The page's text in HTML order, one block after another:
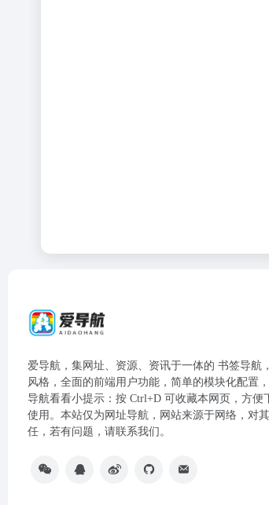
爱导航，集网址、资源、资讯于一体的 书签导航
风格，全面的前端用户功能，简单的模块化配置
导航看看小提示：按 Ctrl+D 可收藏本网页，方便
使用。本站仅为网址导航，网站来源于网络，对
任，若有问题，请联系我们。